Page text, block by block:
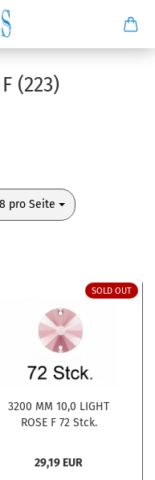
(223)
pro Seite
Seite
SOLD OUT
3200 MM 10,0 LIGHT
ROSE F 72 Stck.
29,19 EUR